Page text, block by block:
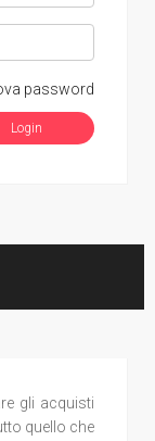
password
gli acquisti
quello che